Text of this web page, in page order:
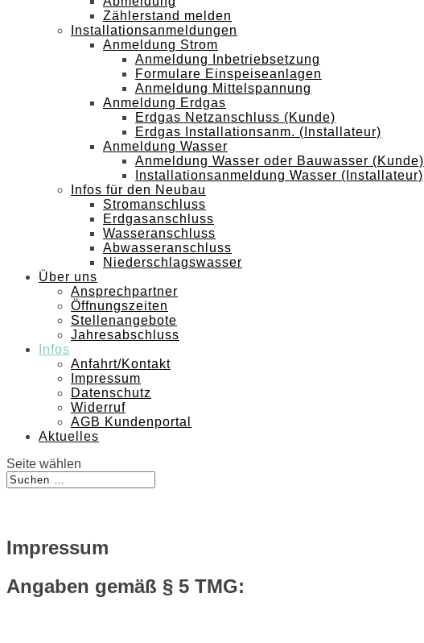
Zählerstand melden
Installationsanmeldungen
Anmeldung Strom
Anmeldung Inbetriebsetzung
Formulare Einspeiseanlagen
Anmeldung Mittelspannung
Anmeldung Erdgas
Erdgas Netzanschluss (Kunde)
Erdgas Installationsanm. (Installateur)
Anmeldung Wasser
Anmeldung Wasser oder Bauwasser (Kunde)
Installationsanmeldung Wasser (Installateur)
Infos für den Neubau
Stromanschluss
Erdgasanschluss
Wasseranschluss
Abwasseranschluss
Niederschlagswasser
Über uns
Ansprechpartner
Öffnungszeiten
Stellenangebote
Jahresabschluss
Infos
Anfahrt/Kontakt
Impressum
Datenschutz
Widerruf
AGB Kundenportal
Aktuelles
Seite wählen
Impressum
Angaben gemäß § 5 TMG: